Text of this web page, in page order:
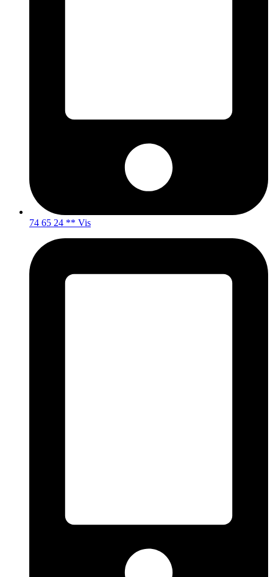
74 65 24 ** Vis